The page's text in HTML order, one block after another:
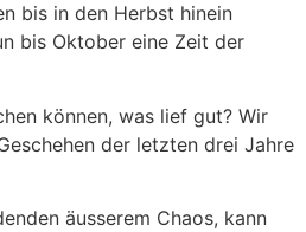
bis in den Herbst hinein
bis Oktober eine Zeit der
können, was lief gut? Wir
der letzten drei Jahre
äusserem Chaos, kann